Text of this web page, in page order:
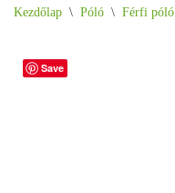
Kezdőlap \ Póló \ Férfi póló
Save